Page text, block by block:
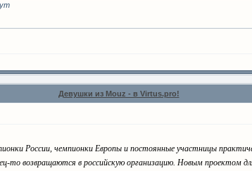
Девушки из Mouz - в Virtus.pro!
России, чемпионки Европы и постоянные участницы
то возвращаются в российскую организацию. Новым проектом